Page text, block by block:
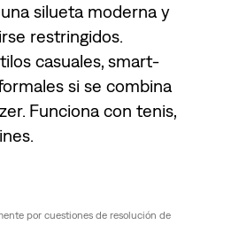
silueta moderna y
restringidos.
casuales, smart-
si se combina
Funciona con tenis,
por cuestiones de resolución de